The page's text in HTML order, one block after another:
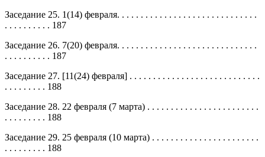
Заседание 25. 1(14) февраля. . . . . . . . . . . . . . . . . . . . . . . . . . . . . .
. . . . . . . . . . 187
Заседание 26. 7(20) февраля. . . . . . . . . . . . . . . . . . . . . . . . . . . . . .
. . . . . . . . . . 187
Заседание 27. [11(24) февраля] . . . . . . . . . . . . . . . . . . . . . . . . . . . .
. . . . . . . . . 188
Заседание 28. 22 февраля (7 марта) . . . . . . . . . . . . . . . . . . . . . . . .
. . . . . . . . . 188
Заседание 29. 25 февраля (10 марта) . . . . . . . . . . . . . . . . . . . . . . .
. . . . . . . . . 188